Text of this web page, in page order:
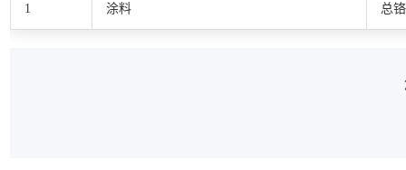
1 涂料 总铬